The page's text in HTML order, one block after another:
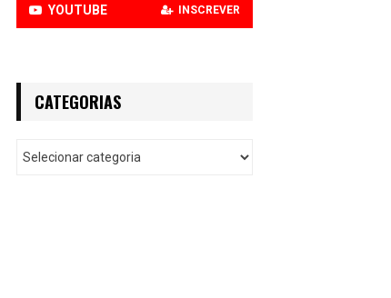
YOUTUBE INSCREVER
CATEGORIAS